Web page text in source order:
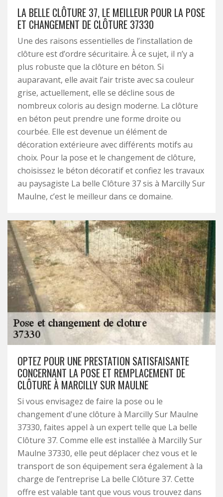
LA BELLE CLÔTURE 37, LE MEILLEUR POUR LA POSE
ET CHANGEMENT DE CLÔTURE 37330
Une des raisons essentielles de l’installation de
clôture est d’ordre sécuritaire. À ce sujet, il n’y a
plus robuste que la clôture en béton. Si
auparavant, elle avait l’air triste avec sa couleur
grise, actuellement, elle se décline sous de
nombreux coloris au design moderne. La clôture
en béton peut prendre une forme droite ou
courbée. Elle est devenue un élément de
décoration extérieure avec différents motifs au
choix. Pour la pose et le changement de clôture,
choisissez le béton décoratif et confiez les travaux
au paysagiste La belle Clôture 37 sis à Marcilly Sur
Maulne, c’est le meilleur dans ce domaine.
OPTEZ POUR UNE PRESTATION SATISFAISANTE
CONCERNANT LA POSE ET REMPLACEMENT DE
CLÔTURE À MARCILLY SUR MAULNE
Si vous envisagez de faire la pose ou le
changement d'une clôture à Marcilly Sur Maulne
37330, faites appel à un expert telle que La belle
Clôture 37. Comme elle est installée à Marcilly Sur
Maulne 37330, elle peut déplacer chez vous et le
transport de son équipement sera également à la
charge de l’entreprise La belle Clôture 37. Cette
offre est valable tant que vous vous trouvez dans